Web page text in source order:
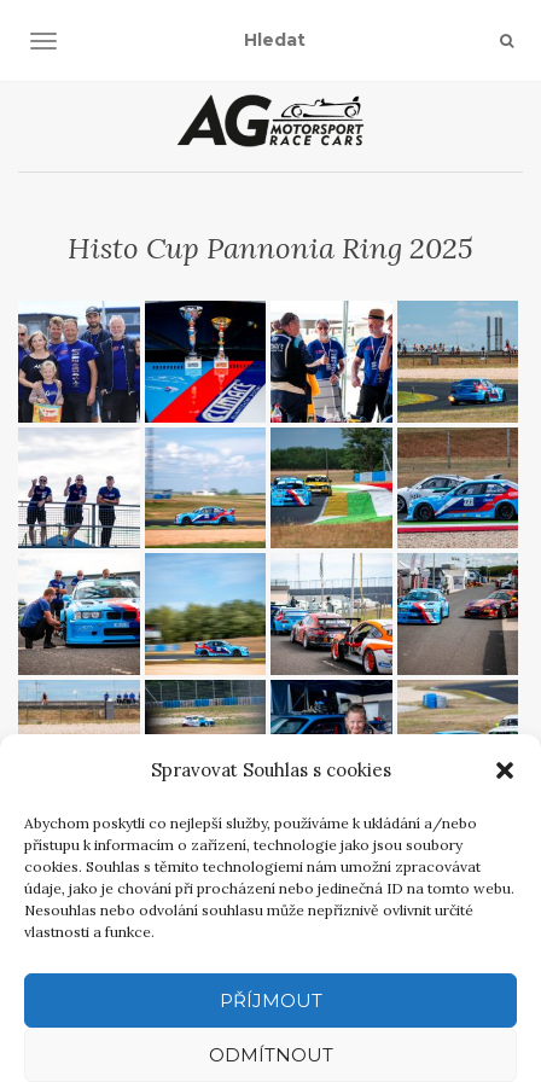
Spravovat Souhlas s cookies
Abychom poskytli co nejlepší služby, používáme k ukládání a/nebo
přístupu k informacím o zařízení, technologie jako jsou soubory
cookies. Souhlas s těmito technologiemi nám umožní zpracovávat
údaje, jako je chování při procházení nebo jedinečná ID na tomto webu.
Nesouhlas nebo odvolání souhlasu může nepříznivě ovlivnit určité
vlastnosti a funkce.
PŘÍJMOUT
ODMÍTNOUT
TOGGLE NAVIGATION
Histo Cup Pannonia Ring 2025